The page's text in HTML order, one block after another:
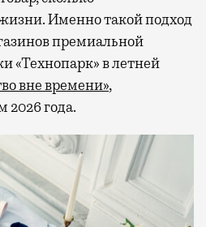
Именно такой подход
премиальной
«Технопарк» в летней
вне времени»,
2026 года.